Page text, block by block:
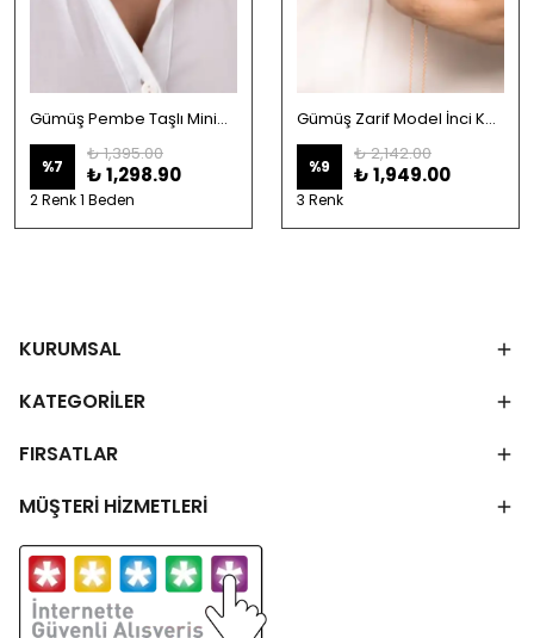
Gümüş Pembe Taşlı Minimal Rodaj Lotus Çiçeği Kolye
%7
₺ 1,395.00
₺ 1,298.90
2 Renk 1 Beden
Gümüş Zarif Model İnci Kolye
%9
₺ 2,142.00
₺ 1,949.00
3 Renk
KURUMSAL
KATEGORİLER
FIRSATLAR
MÜŞTERİ HİZMETLERİ